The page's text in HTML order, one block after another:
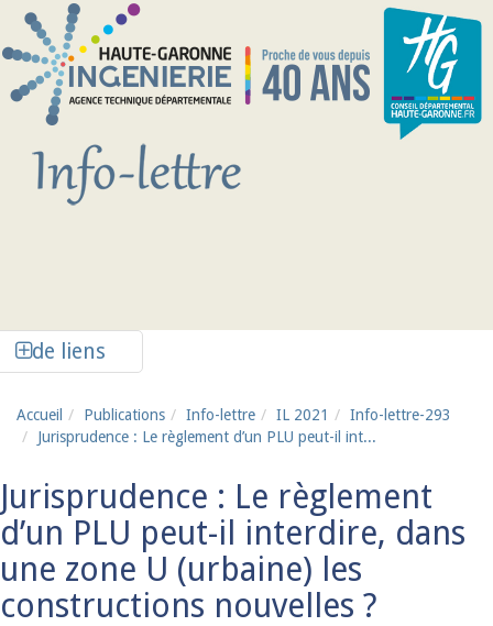
Aller au contenu principal
de liens
Accueil Publications Info-lettre IL 2021
Info-lettre-293
Jurisprudence : Le règlement d’un PLU peut-il int...
Jurisprudence : Le règlement
d’un PLU peut-il interdire, dans
une zone U (urbaine) les
constructions nouvelles ?